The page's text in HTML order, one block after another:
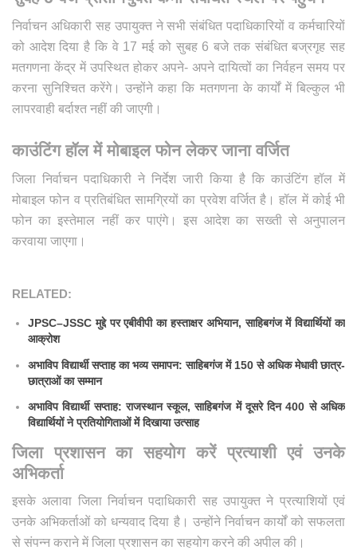
निर्वाचन अधिकारी सह उपायुक्त ने सभी संबंधित पदाधिकारियों व कर्मचारियों
को आदेश दिया है कि वे 17 मई को सुबह 6 बजे तक संबंधित बज्रगृह सह
मतगणना केंद्र में उपस्थित होकर अपने- अपने दायित्वों का निर्वहन समय पर
करना सुनिश्चित करेंगे। उन्होंने कहा कि मतगणना के कार्यों में बिल्कुल भी
लापरवाही बर्दाश्त नहीं की जाएगी।
काउंटिंग हॉल में मोबाइल फोन लेकर जाना वर्जित
जिला निर्वाचन पदाधिकारी ने निर्देश जारी किया है कि काउंटिंग हॉल में
मोबाइल फोन व प्रतिबंधित सामग्रियों का प्रवेश वर्जित है। हॉल में कोई भी
फोन का इस्तेमाल नहीं कर पाएंगे। इस आदेश का सख्ती से अनुपालन
करवाया जाएगा।
RELATED:
JPSC–JSSC मुद्दे पर एबीवीपी का हस्ताक्षर अभियान, साहिबगंज में विद्यार्थियों का
आक्रोश
अभाविप विद्यार्थी सप्ताह का भव्य समापन: साहिबगंज में 150 से अधिक मेधावी छात्र-
छात्राओं का सम्मान
अभाविप विद्यार्थी सप्ताह: राजस्थान स्कूल, साहिबगंज में दूसरे दिन 400 से अधिक
विद्यार्थियों ने प्रतियोगिताओं में दिखाया उत्साह
जिला प्रशासन का सहयोग करें प्रत्याशी एवं उनके
अभिकर्ता
इसके अलावा जिला निर्वाचन पदाधिकारी सह उपायुक्त ने प्रत्याशियों एवं
उनके अभिकर्ताओं को धन्यवाद दिया है। उन्होंने निर्वाचन कार्यों को सफलता
से संपन्न कराने में जिला प्रशासन का सहयोग करने की अपील की।